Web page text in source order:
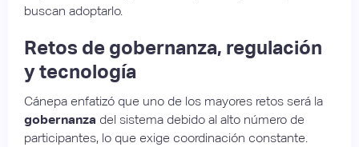
buscan adoptarlo.
Retos de gobernanza, regulación
y tecnología
Cánepa enfatizó que uno de los mayores retos será la
gobernanza del sistema debido al alto número de
participantes, lo que exige coordinación constante.